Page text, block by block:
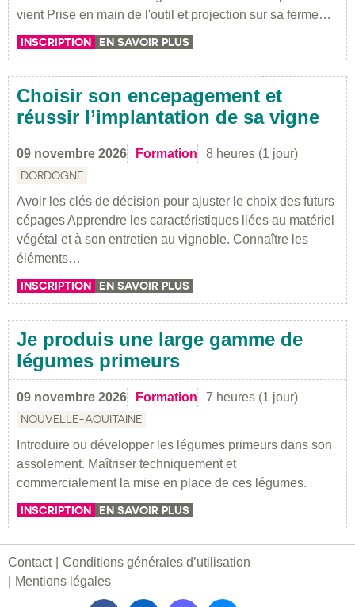
vient Prise en main de l'outil et projection sur sa ferme…
INSCRIPTION EN SAVOIR PLUS
Choisir son encepagement et
réussir l’implantation de sa vigne
09 novembre 2026 Formation 8 heures (1 jour)
DORDOGNE
Avoir les clés de décision pour ajuster le choix des futurs
cépages Apprendre les caractéristiques liées au matériel
végétal et à son entretien au vignoble. Connaître les
éléments…
INSCRIPTION EN SAVOIR PLUS
Je produis une large gamme de
légumes primeurs
09 novembre 2026 Formation 7 heures (1 jour)
NOUVELLE-AQUITAINE
Introduire ou développer les légumes primeurs dans son
assolement. Maîtriser techniquement et
commercialement la mise en place de ces légumes.
INSCRIPTION EN SAVOIR PLUS
Contact
Conditions générales d’utilisation
Mentions légales